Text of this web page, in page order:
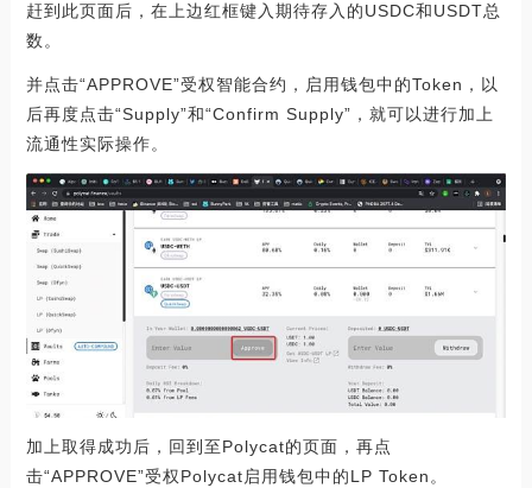
赶到此页面后，在上边红框键入期待存入的USDC和USDT总
数。
并点击“APPROVE”受权智能合约，启用钱包中的Token，以
后再度点击“Supply”和“Confirm Supply”，就可以进行加上
流通性实际操作。
加上取得成功后，回到至Polycat的页面，再点
击“APPROVE”受权Polycat启用钱包中的LP Token。